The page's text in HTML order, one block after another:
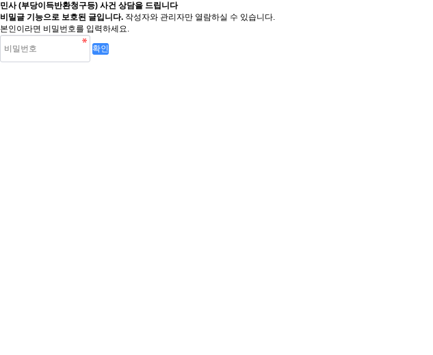
민사 (부당이득반환청구등) 사건 상담을 드립니다
비밀글 기능으로 보호된 글입니다. 작성자와 관리자만 열람하실 수 있습니다.
본인이라면 비밀번호를 입력하세요.